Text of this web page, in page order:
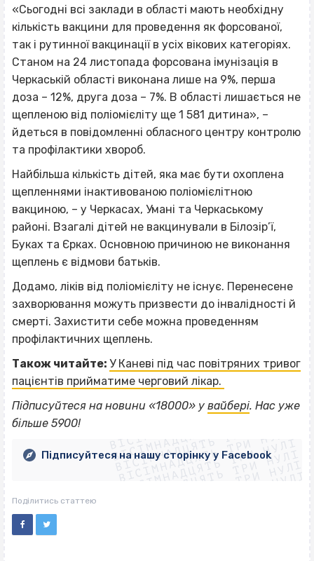
«Сьогодні всі заклади в області мають необхідну
кількість вакцини для проведення як форсованої,
так і рутинної вакцинації в усіх вікових категоріях.
Станом на 24 листопада форсована імунізація в
Черкаській області виконана лише на 9%, перша
доза – 12%, друга доза – 7%. В області лишається не
щепленою від поліомієліту ще 1 581 дитина», –
йдеться в повідомленні обласного центру контролю
та профілактики хвороб.
Найбільша кількість дітей, яка має бути охоплена
щепленнями інактивованою поліомієлітною
вакциною, – у Черкасах, Умані та Черкаському
районі. Взагалі дітей не вакцинували в Білозір’ї,
Буках та Єрках. Основною причиною не виконання
щеплень є відмови батьків.
Додамо, ліків від поліомієліту не існує. Перенесене
захворювання можуть призвести до інвалідності й
смерті. Захистити себе можна проведенням
профілактичних щеплень.
Також читайте: У Каневі під час повітряних тривог
пацієнтів прийматиме черговий лікар.
Підписуйтеся на новини «18000» у вайбері. Нас уже
більше 5900!
ВІСІМНАДЦЯТЬ ТРИ НУЛІ
ВІСІМНАДЦЯТЬ ТРИ НУЛІ
ВІСІМНАДЦЯТЬ ТРИ НУЛІ
ВІСІМНАДЦЯТЬ ТРИ НУЛІ
ВІСІМНАДЦЯТЬ ТРИ НУЛІ
ВІСІМНАДЦЯТЬ ТРИ НУЛІ
ВІСІМНАДЦЯТЬ ТРИ НУЛІ
ВІСІМНАДЦЯТЬ ТРИ НУЛІ
Підписуйтеся на нашу сторінку у Facebook
Поділитись статтею